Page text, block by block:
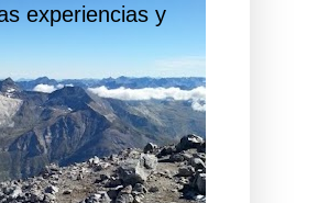
experiencias y